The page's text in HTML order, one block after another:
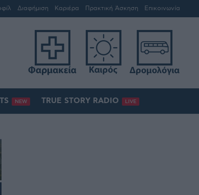
Διαφήμιση Καριέρα Πρακτική Άσκηση Επικοινωνία
NEW TRUE STORY RADIO LIVE